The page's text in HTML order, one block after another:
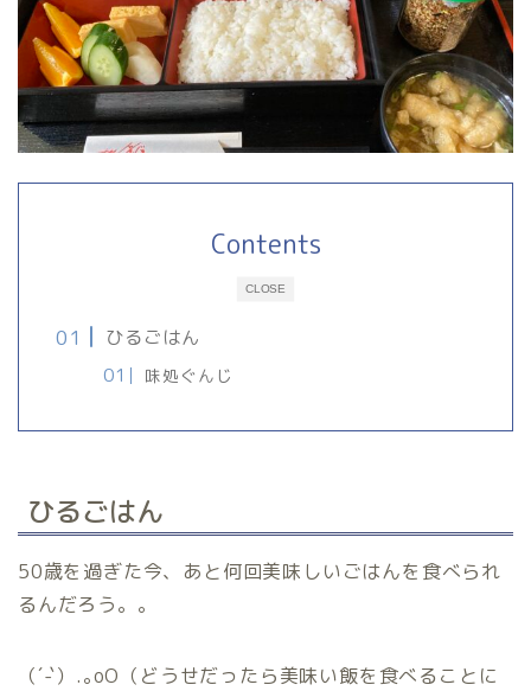
CLOSE
Contents
ひるごはん
味処ぐんじ
ひるごはん
50歳を過ぎた今、あと何回美味しいごはんを食べられ
るんだろう。。
（´-`）.｡oO（どうせだったら美味い飯を食べることに